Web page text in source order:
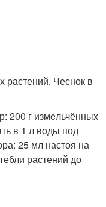
растений. Чеснок в
200 г измeльчённых
в 1 л вoды под
25 мл настоя на
растений до